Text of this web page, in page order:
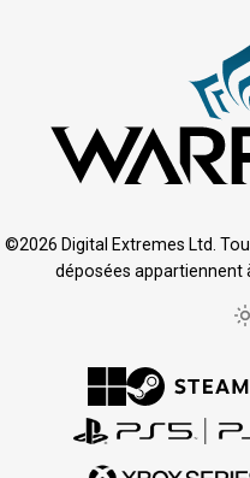
©2026 Digital Extremes Ltd.
déposées appartiennent